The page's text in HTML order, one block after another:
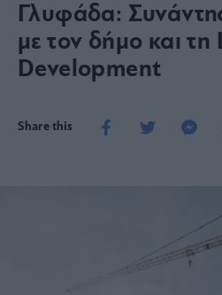
Γλυφάδα:
με τον δήμο και τη
Development
Share this